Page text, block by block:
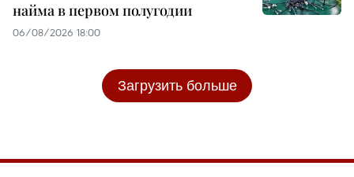
найма в первом полугодии
06/08/2026 18:00
Загрузить больше